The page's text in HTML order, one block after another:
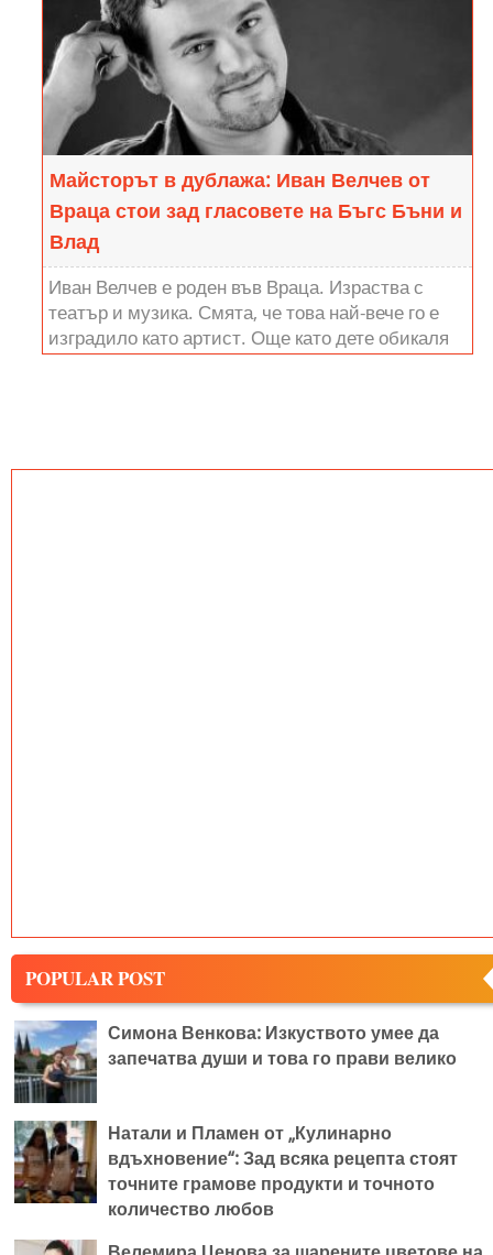
Майсторът в дублажа: Иван Велчев от
Враца стои зад гласовете на Бъгс Бъни и
Влад
Иван Велчев е роден във Враца. Израства с
театър и музика. Смята, че това най-вече го е
изградило като артист. Още като дете обикаля
голяма...
POPULAR POST
Симона Венкова: Изкуството умее да
запечатва души и това го прави велико
Натали и Пламен от „Кулинарно
вдъхновение“: Зад всяка рецепта стоят
точните грамове продукти и точното
количество любов